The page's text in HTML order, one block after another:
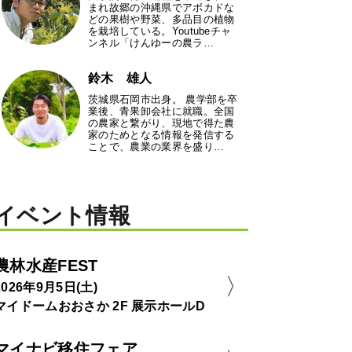
まれ故郷の沖縄県でアボカドな
どの果樹や野菜、多品目の植物
を栽培している。Youtubeチャ
ンネル「けんゆーの農ラ…
鈴木 雄人
茨城県石岡市出身。 農学部を卒
業後、青果卸会社に就職。全国
の農家と繋がり、現地で得た農
家のためとなる情報を発信する
ことで、農業の業界を盛り…
ベント情報
林水産FEST
年9月5日(土)
イドームおおさか 2F 展示ホールD